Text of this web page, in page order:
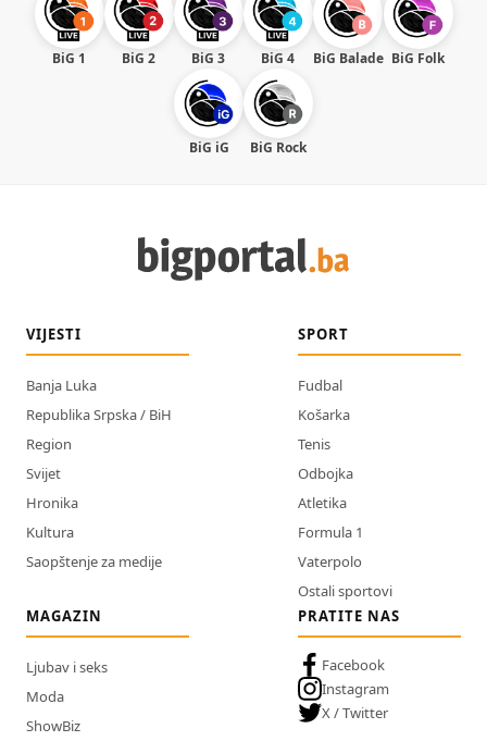
BiG 1 BiG 2 BiG 3 BiG 4 BiG Balade BiG Folk
BiG iG BiG Rock
VIJESTI
Banja Luka
Republika Srpska / BiH
Region
Svijet
Hronika
Kultura
Saopštenje za medije
SPORT
Fudbal
Košarka
Tenis
Odbojka
Atletika
Formula 1
Vaterpolo
Ostali sportovi
MAGAZIN
Ljubav i seks
Moda
ShowBiz
PRATITE NAS
Facebook
Instagram
X / Twitter